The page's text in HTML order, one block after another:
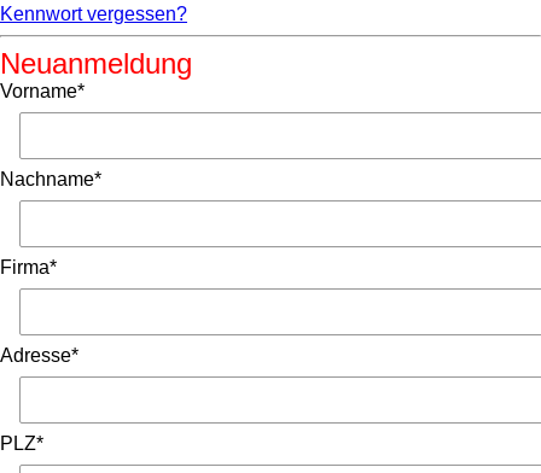
Kennwort vergessen?
Neuanmeldung
Vorname*
Nachname*
Firma*
Adresse*
PLZ*